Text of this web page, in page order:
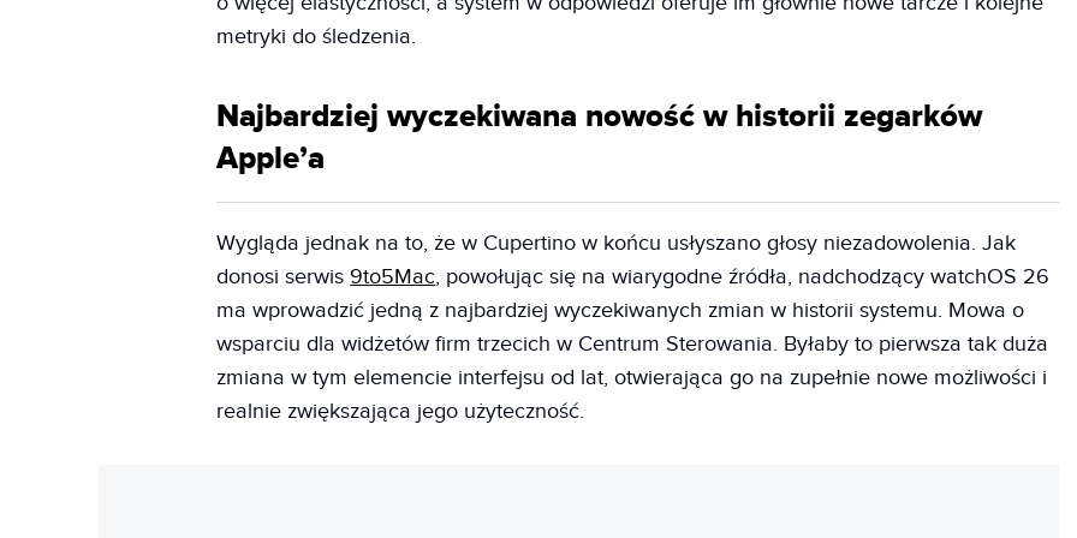
metryki do śledzenia.
Najbardziej wyczekiwana nowość w historii zegarków
Apple’a
Wygląda jednak na to, że w Cupertino w końcu usłyszano głosy niezadowolenia. Jak
donosi serwis9to5Mac, powołując się na wiarygodne źródła, nadchodzący watchOS 26
ma wprowadzić jedną z najbardziej wyczekiwanych zmian w historii systemu. Mowa o
wsparciu dla widżetów firm trzecich w Centrum Sterowania. Byłaby to pierwsza tak duża
zmiana w tym elemencie interfejsu od lat, otwierająca go na zupełnie nowe możliwości i
realnie zwiększająca jego użyteczność.